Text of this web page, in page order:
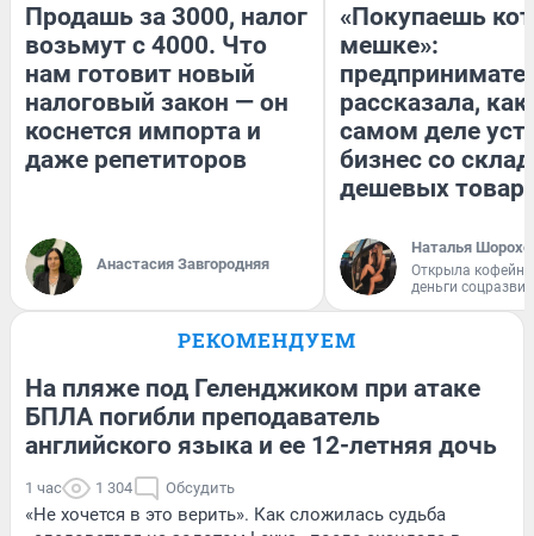
Продашь за 3000, налог
возьмут с 4000. Что
нам готовит новый
налоговый закон — он
коснется импорта и
даже репетиторов
Анастасия Завгородняя
«Покупаешь
мешке»:
рассказала, как
самом деле
бизнес со
дешевых
Наталья
Открыла
деньги
РЕКОМЕНДУЕМ
На пляже под Геленджиком при атаке
БПЛА погибли преподаватель
английского языка и ее 12-летняя дочь
1 час 1 304 Обсудить
«Не хочется в это верить». Как сложилась судьба